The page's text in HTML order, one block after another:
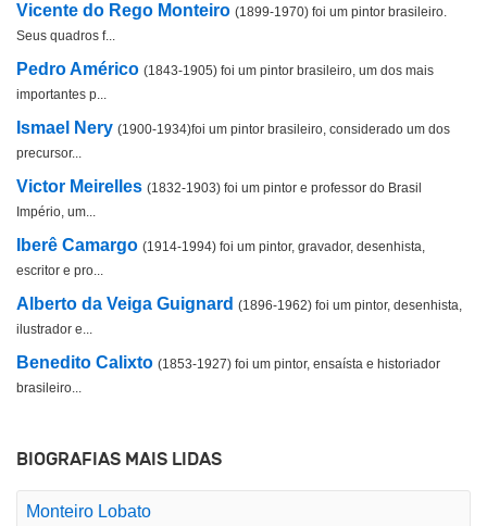
Vicente do Rego Monteiro (1899-1970) foi um pintor brasileiro.
Seus quadros f...
Pedro Américo (1843-1905) foi um pintor brasileiro, um dos mais
importantes p...
Ismael Nery (1900-1934)foi um pintor brasileiro, considerado um dos
precursor...
Victor Meirelles (1832-1903) foi um pintor e professor do Brasil
Império, um...
Iberê Camargo (1914-1994) foi um pintor, gravador, desenhista,
escritor e pro...
Alberto da Veiga Guignard (1896-1962) foi um pintor, desenhista,
ilustrador e...
Benedito Calixto (1853-1927) foi um pintor, ensaísta e historiador
brasileiro...
BIOGRAFIAS MAIS LIDAS
Monteiro Lobato